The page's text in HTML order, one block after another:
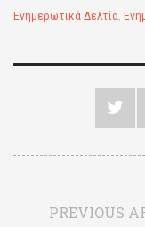
Ενημερωτικά Δελτία,
PREVIOUS